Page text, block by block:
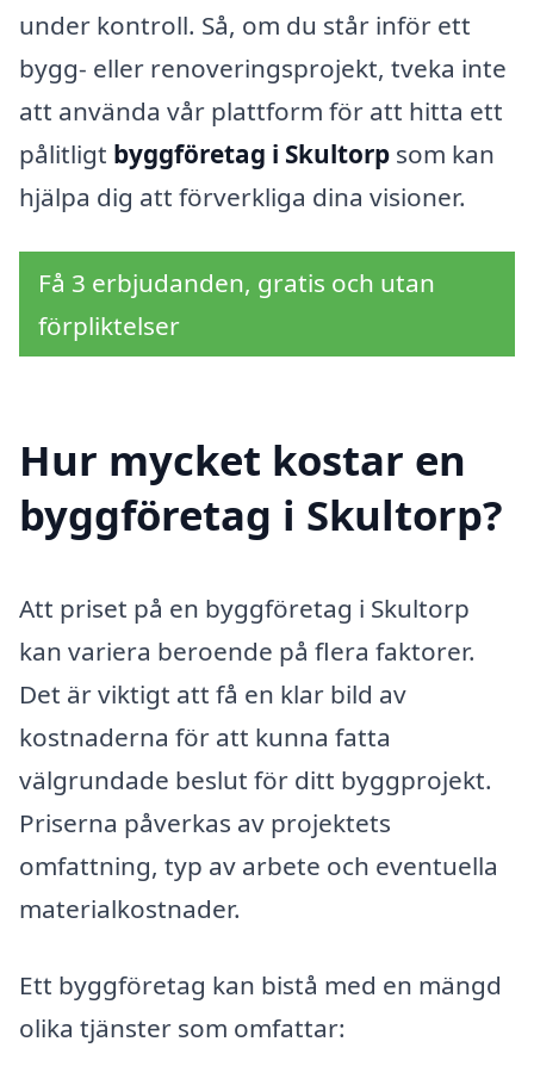
under kontroll. Så, om du står inför ett
bygg- eller renoveringsprojekt, tveka inte
att använda vår plattform för att hitta ett
pålitligt byggföretag i Skultorp som kan
hjälpa dig att förverkliga dina visioner.
Få 3 erbjudanden, gratis och utan
förpliktelser
Hur mycket kostar en
byggföretag i Skultorp?
Att priset på en byggföretag i Skultorp
kan variera beroende på flera faktorer.
Det är viktigt att få en klar bild av
kostnaderna för att kunna fatta
välgrundade beslut för ditt byggprojekt.
Priserna påverkas av projektets
omfattning, typ av arbete och eventuella
materialkostnader.
Ett byggföretag kan bistå med en mängd
olika tjänster som omfattar: